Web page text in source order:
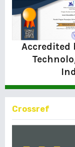
Accredited
Crossref